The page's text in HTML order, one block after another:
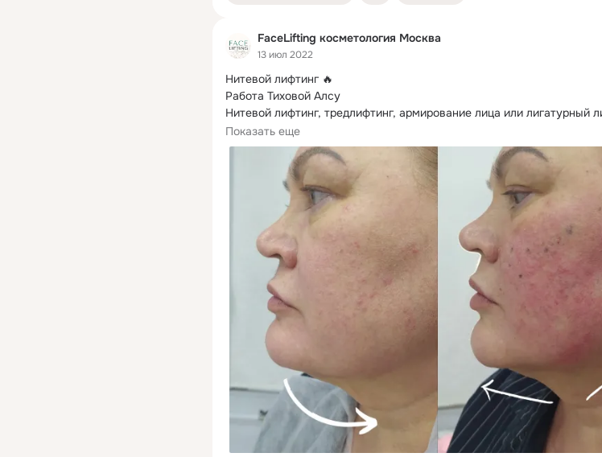
FaceLifting косметология Москва
13 июл 2022
Нитевой лифтинг 🔥
Работа Тиховой Алсу
Нитевой лифтинг, тредлифтинг, армирование лица или лигатурный
это все названия одной...
Показать еще